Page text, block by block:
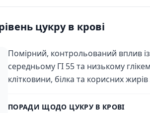
цукру в крові
Помірний, контрольований вплив
середньому ГІ 55 та низькому
клітковини, білка та корисних
ПОРАДИ ЩОДО ЦУКРУ В КРОВІ